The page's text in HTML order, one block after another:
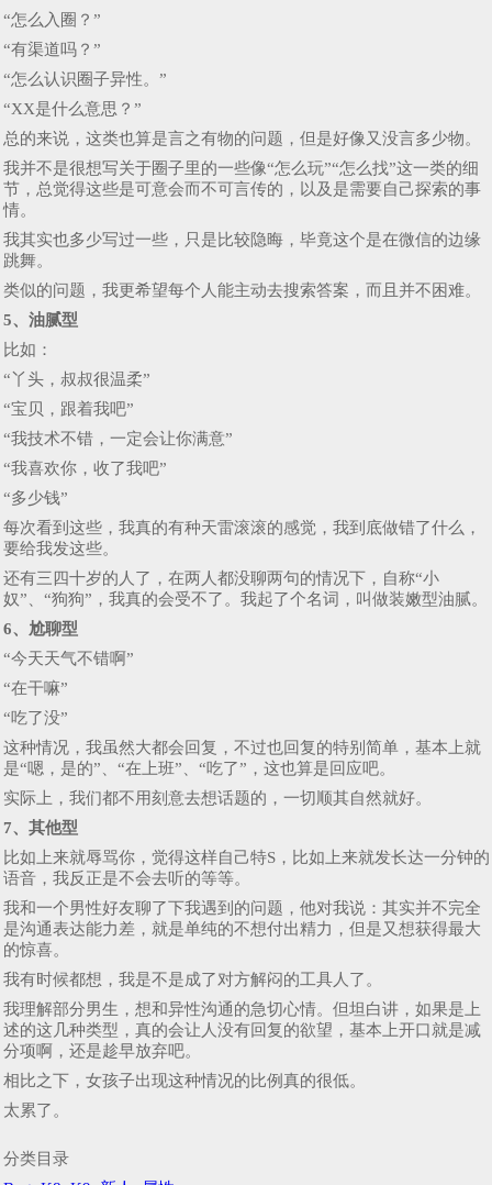
“怎么入圈？”
“有渠道吗？”
“怎么认识圈子异性。”
“XX是什么意思？”
总的来说，这类也算是言之有物的问题，但是好像又没言多少物。
我并不是很想写关于圈子里的一些像“怎么玩”“怎么找”这一类的细
节，总觉得这些是可意会而不可言传的，以及是需要自己探索的事
情。
我其实也多少写过一些，只是比较隐晦，毕竟这个是在微信的边缘
跳舞。
类似的问题，我更希望每个人能主动去搜索答案，而且并不困难。
5、油腻型
比如：
“丫头，叔叔很温柔”
“宝贝，跟着我吧”
“我技术不错，一定会让你满意”
“我喜欢你，收了我吧”
“多少钱”
每次看到这些，我真的有种天雷滚滚的感觉，我到底做错了什么，
要给我发这些。
还有三四十岁的人了，在两人都没聊两句的情况下，自称“小
奴”、“狗狗”，我真的会受不了。我起了个名词，叫做装嫩型油腻。
6、尬聊型
“今天天气不错啊”
“在干嘛”
“吃了没”
这种情况，我虽然大都会回复，不过也回复的特别简单，基本上就
是“嗯，是的”、“在上班”、“吃了”，这也算是回应吧。
实际上，我们都不用刻意去想话题的，一切顺其自然就好。
7、其他型
比如上来就辱骂你，觉得这样自己特S，比如上来就发长达一分钟的
语音，我反正是不会去听的等等。
我和一个男性好友聊了下我遇到的问题，他对我说：其实并不完全
是沟通表达能力差，就是单纯的不想付出精力，但是又想获得最大
的惊喜。
我有时候都想，我是不是成了对方解闷的工具人了。
我理解部分男生，想和异性沟通的急切心情。但坦白讲，如果是上
述的这几种类型，真的会让人没有回复的欲望，基本上开口就是减
分项啊，还是趁早放弃吧。
相比之下，女孩子出现这种情况的比例真的很低。
太累了。
分类目录